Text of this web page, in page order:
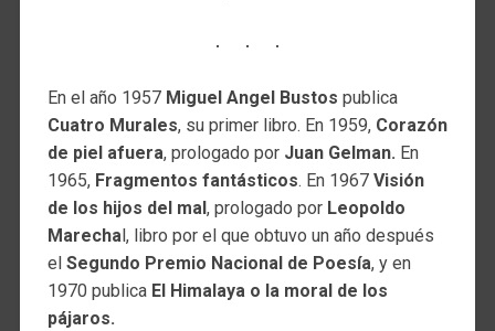
En el año 1957 Miguel Angel Bustos publica
Cuatro Murales, su primer libro. En 1959, Corazón
de piel afuera, prologado por Juan Gelman. En
1965, Fragmentos fantásticos. En 1967 Visión
de los hijos del mal, prologado porLeopoldo
Marechal, libro por el que obtuvo un año después
el Segundo Premio Nacional de Poesía, y en
1970 publica El Himalaya o la moral de los
pájaros.